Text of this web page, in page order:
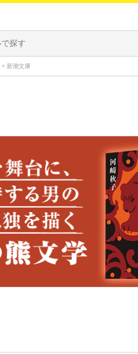
> 新潮文庫